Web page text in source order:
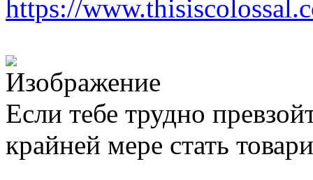
https://
Если тебе трудно
крайней мере стать